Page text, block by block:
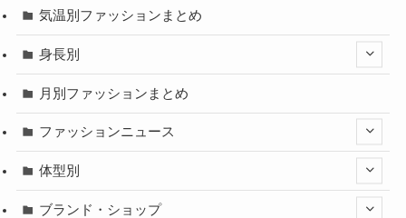
気温別ファッションまとめ
身長別
月別ファッションまとめ
ファッションニュース
体型別
ブランド・ショップ